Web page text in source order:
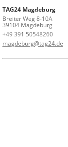
TAG24 Magdeburg
Breiter Weg 8-10A
39104 Magdeburg
+49 391 50548260
magdeburg@tag24.de